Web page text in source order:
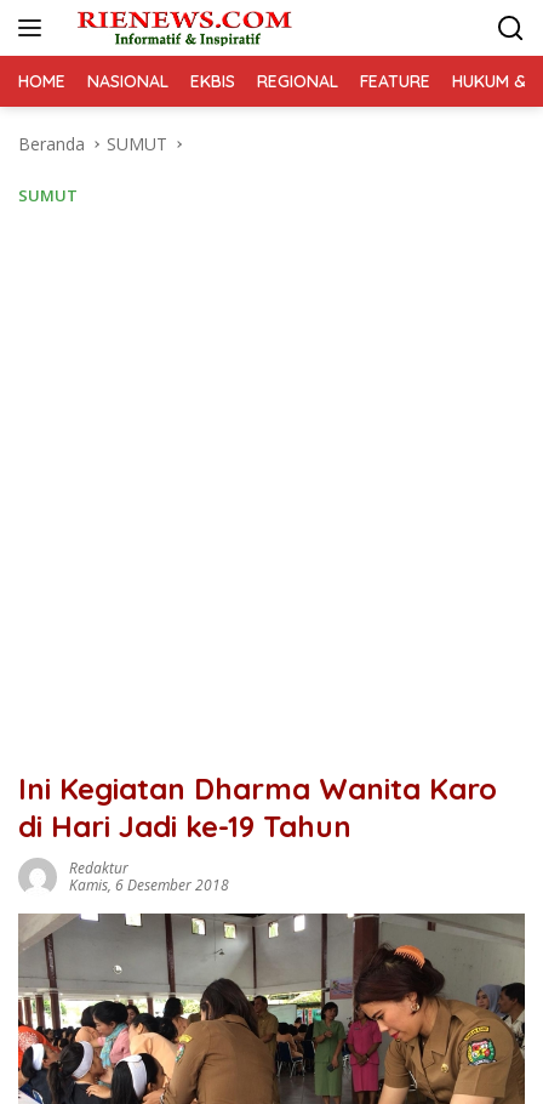
HOME NASIONAL EKBIS REGIONAL FEATURE HUKUM &
Beranda SUMUT
SUMUT
Ini Kegiatan Dharma Wanita Karo
di Hari Jadi ke-19 Tahun
Redaktur
Kamis, 6 Desember 2018